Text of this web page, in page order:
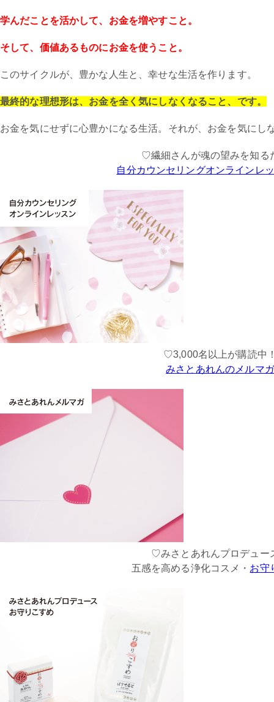
学んだことを活かして、お金を増やすこと。
そして、価値あるものにお金を使うこと。
このサイクルが、豊かな人生と、幸せな生活を作ります。
最終的な理想形は、お金を全く気にしなくなること、です。
お金を気にせずに心豊かになる生活。それが、お金を気にし
♡繊細さんが魂の望みを知る
自分カウンセリングオンラインレ
♡3,000名以上が購読中
みさとあれんのメルマガ
♡みさとあれんプロデュー
五感を高める浄化コスメ・ お守